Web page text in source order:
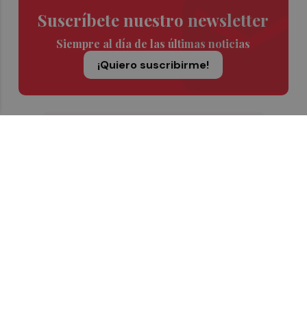
Suscríbete nuestro newsletter
Siempre al día de las últimas noticias
¡Quiero suscribirme!